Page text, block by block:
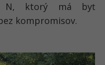
N, ktorý má byť
kompromisov.